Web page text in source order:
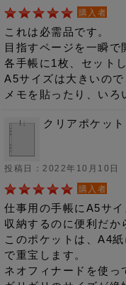
購入者
これは必需品です。
目指すページを一瞬で
各手帳に1枚、セット
A5サイズは大きいので
メモを貼ったり、いろ
クリアポケッ
投稿日：2022年10月10日
購入者
仕事用の手帳にA5サ
収納するのに便利だか
このポケットは、A4
で重宝します。
ネオフィナードを使っ